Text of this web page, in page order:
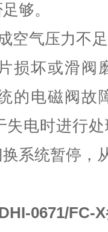
够。
空气压力不
损坏或滑阀
的电磁阀故
失电时进行
系统暂停，
0671/FC-